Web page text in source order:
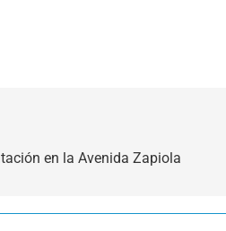
en la Avenida Zapiola